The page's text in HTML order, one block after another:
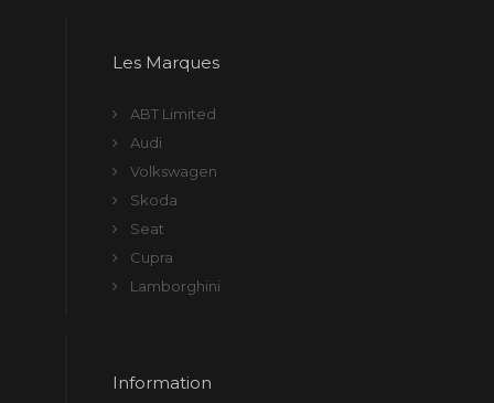
Les Marques
ABT Limited
Audi
Volkswagen
Skoda
Seat
Cupra
Lamborghini
Information